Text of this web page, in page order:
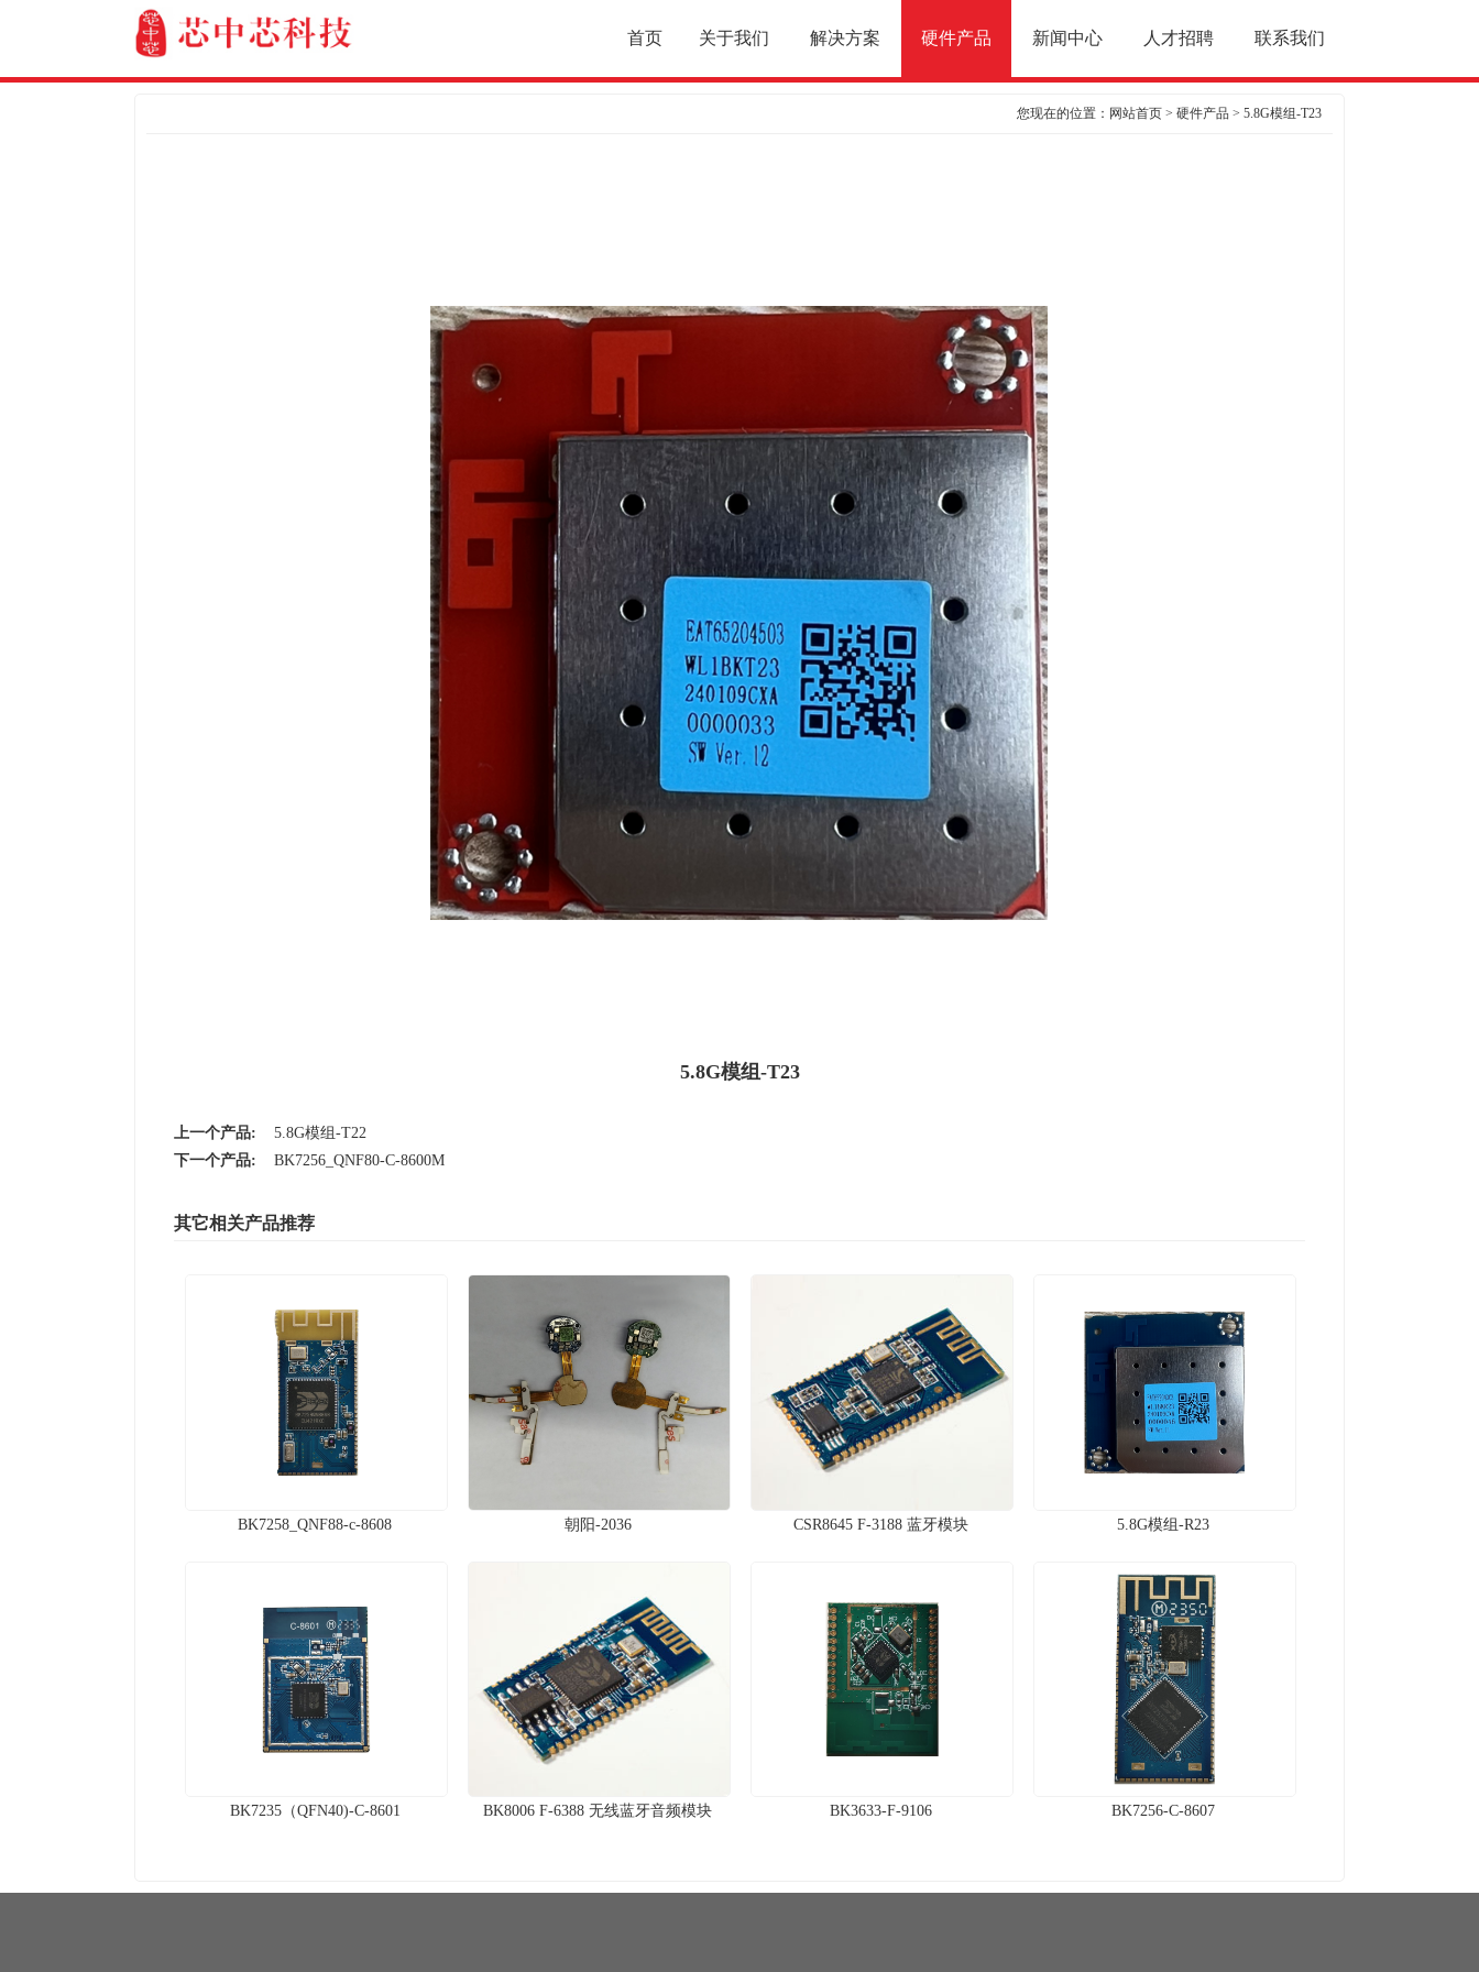
首页 关于我们 解决方案 硬件产品 新闻中心 人才招聘 联系我们
您现在的位置： 网站首页 > 硬件产品 > 5.8G模组-T23
5.8G模组-T23
上一个产品:
5.8G模组-T22
下一个产品:
BK7256_QNF80-C-8600M
其它相关产品推荐
BK7258_QNF88-c-8608 朝阳-2036 CSR8645 F-3188 蓝牙模块 5.8G模组-R23
BK7235（QFN40)-C-8601 BK8006 F-6388 无线蓝牙音频模块 BK3633-F-9106 BK7256-C-8607